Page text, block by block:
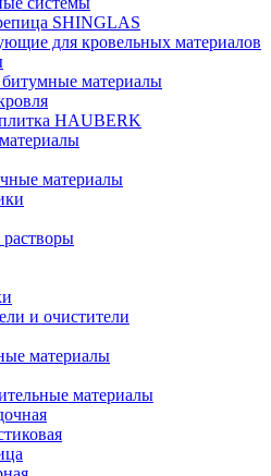
SHINGLAS
для кровельных материалов
материалы
HAUBERK
материалы
и очистители
материалы
материалы